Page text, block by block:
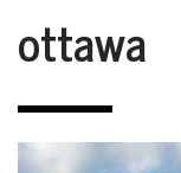
ottawa